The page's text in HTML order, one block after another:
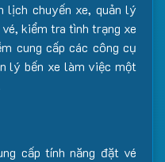
lịch chuyến xe, quản lý
kiểm tra tình trạng xe
cung cấp các công cụ
lý bến xe làm việc một
cấp tính năng đặt vé